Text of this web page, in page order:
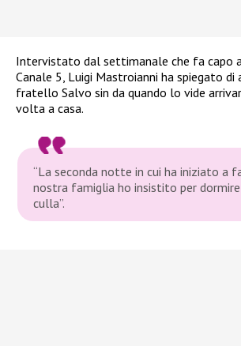
Intervistato dal settimanale che fa capo
Canale 5, Luigi Mastroianni ha spiegato
fratello Salvo sin da quando lo vide
volta a casa.
“La seconda notte in cui ha iniziato a
nostra famiglia ho insistito per
culla”.